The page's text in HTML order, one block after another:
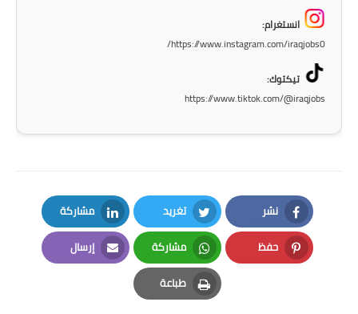
انستغرام:
https://www.instagram.com/iraqjobs0/
تيكتوك:
https://www.tiktok.com/@iraqjobs
نشر
Facebook
تغريد
Twitter
مشاركة
LinkedIn
حفظ
Pinterest
مشاركة
Whatsapp
إرسال
Email
طباعة
Print